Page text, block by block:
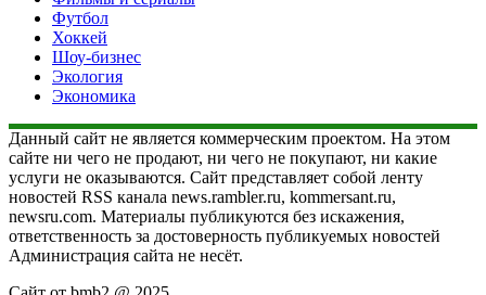
Футбол
Хоккей
Шоу-бизнес
Экология
Экономика
Данный сайт не является коммерческим проектом. На этом
сайте ни чего не продают, ни чего не покупают, ни какие
услуги не оказываются. Сайт представляет собой ленту
новостей RSS канала news.rambler.ru, kommersant.ru,
newsru.com. Материалы публикуются без искажения,
ответственность за достоверность публикуемых новостей
Администрация сайта не несёт.